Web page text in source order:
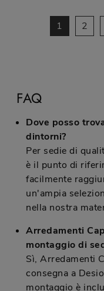
1 2
FAQ
Dove posso
dintorni?
Per sedie di
è il punto di
facilmente
un'ampia
nella nostra
Arredamenti
montaggio di
Sì, Arredamenti
consegna a
montaggio è